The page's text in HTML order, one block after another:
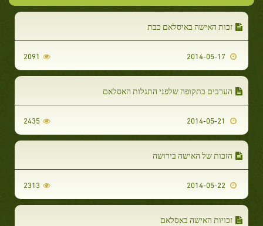
זכות האישה באיסלאם כבת
2091
הערבים בתקופה שלפני התגלות האסלאם
2435
הזכות של האישה בירושה
2313
זכויות האישה באסלאם